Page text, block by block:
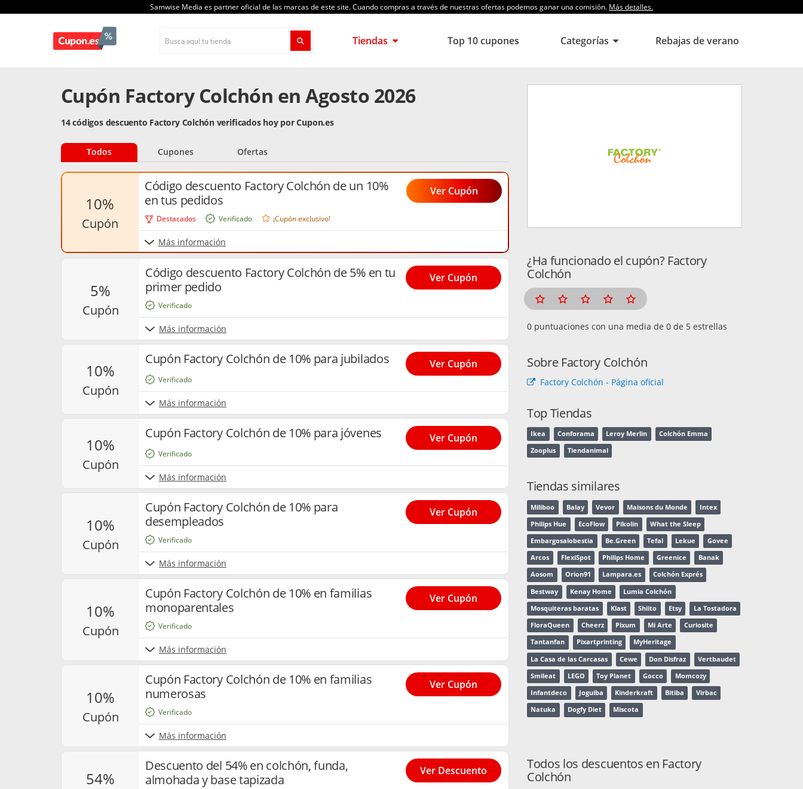
Samwise Media es partner oficial de las marcas de este site. Cuando compras a través de nuestras ofertas podemos ganar una comisión. Más detalles.
Tiendas Top 10 cupones Categorías Rebajas de verano
Cupón Factory Colchón en Agosto 2026
14 códigos descuento Factory Colchón verificados hoy por Cupon.es
Todos Cupones Ofertas
Destacados
10%
cupón ¡Cupón exclusivo!
Código descuento Factory Colchón de un 10%
en tus pedidos
Más información
Verificado
Ver Cupón
5%
cupón
Código descuento Factory Colchón de 5% en tu
primer pedido
Más información
Verificado
Ver Cupón
10%
cupón
Cupón Factory Colchón de 10% para jubilados
Más información
Verificado
Ver Cupón
10%
cupón
Cupón Factory Colchón de 10% para jóvenes
Más información
Verificado
Ver Cupón
10%
cupón
Cupón Factory Colchón de 10% para
desempleados
Más información
Verificado
Ver Cupón
10%
cupón
Cupón Factory Colchón de 10% en familias
monoparentales
Más información
Verificado
Ver Cupón
10%
cupón
Cupón Factory Colchón de 10% en familias
numerosas
Más información
Verificado
Ver Cupón
54%
Descuento del 54% en colchón, funda,
almohada y base tapizada
Ver Descuento
¿Ha funcionado el cupón? Factory
Colchón
puntuaciones con una media de de 5 estrellas
Sobre Factory Colchón
Factory Colchón - Página oficial
Top Tiendas
Ikea Conforama Leroy Merlin Colchón Emma
Zooplus Tiendanimal
Tiendas similares
Miliboo Balay Vevor Maisons du Monde Intex
Philips Hue EcoFlow Pikolin What the Sleep
Embargosalobestia Be.Green Tefal Lekue Govee
Arcos FlexiSpot Philips Home Greenice Banak
Aosom Orion91 Lampara.es Colchón Exprés
Bestway Kenay Home Lumia Colchón
Mosquiteras baratas Klast Shiito Etsy La Tostadora
FloraQueen Cheerz Pixum Mi Arte Curiosite
Tantanfan Pixartprinting MyHeritage
La Casa de las Carcasas Cewe Don Disfraz Vertbaudet
Smileat LEGO Toy Planet Gocco Momcozy
Infantdeco Joguiba Kinderkraft Bitiba Virbac
Natuka Dogfy Diet Miscota
Todos los descuentos en Factory
Colchón